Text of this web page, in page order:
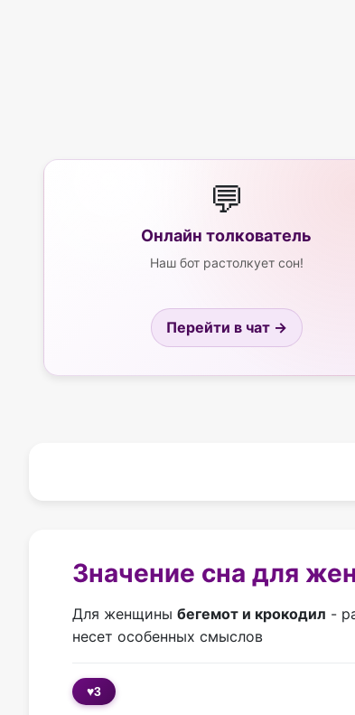
💬
Онлайн толкователь
Наш бот растолкует сон!
Перейти в чат →
Значение сна для
Для женщины бегемот и крокодил -
несет особенных смыслов
♥3